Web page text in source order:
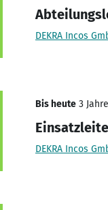
DEKRA Incos
Bis heute 3
DEKRA Incos